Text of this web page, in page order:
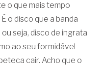
o que mais tempo
o disco que a banda
, ou seja, disco de ingrata
ao seu formidável
cair. Acho que o